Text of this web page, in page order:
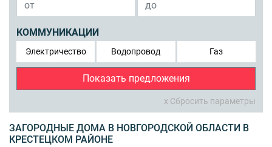
КОММУНИКАЦИИ
Электричество Водопровод Газ
Показать предложения
x Сбросить параметры
ЗАГОРОДНЫЕ ДОМА В НОВГОРОДСКОЙ ОБЛАСТИ В
КРЕСТЕЦКОМ РАЙОНЕ